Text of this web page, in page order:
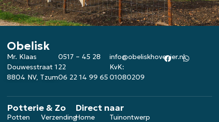
Obelisk
Mr. Klaas
Douwesstraat 1
8804 NV, Tzum
0517 – 45 28
22
06 22 14 99 65
info@obeliskhovenier.nl
KvK:
01080209
Potterie & Zo
Potten
Verzending
Direct naar
Home
Tuinontwerp